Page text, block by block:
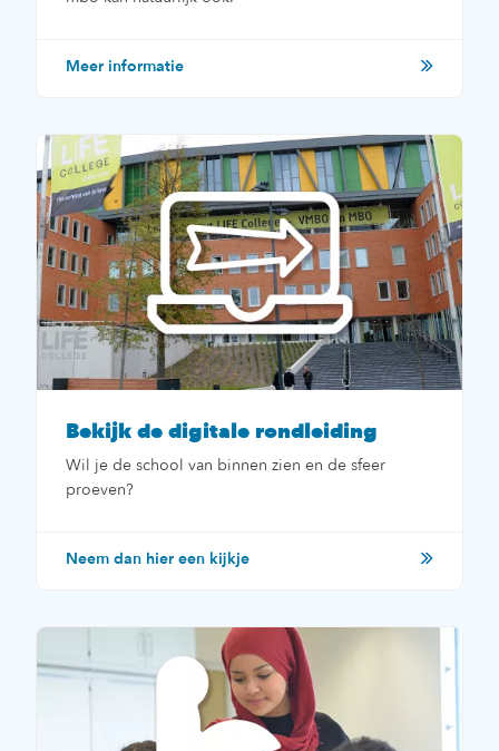
Meer informatie
Bekijk de digitale rondleiding
Wil je de school van binnen zien en de sfeer
proeven?
Neem dan hier een kijkje